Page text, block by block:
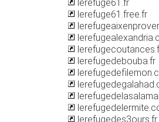
lerefuge61.fr
lerefuge61.free.fr
lerefugedebouba.fr
lerefugedes3ours.fr